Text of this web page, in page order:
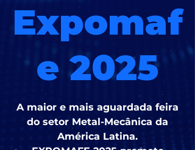
Expomaf
e 2025
A maior e mais aguardada feira
do setor Metal-Mecânica da
América Latina.